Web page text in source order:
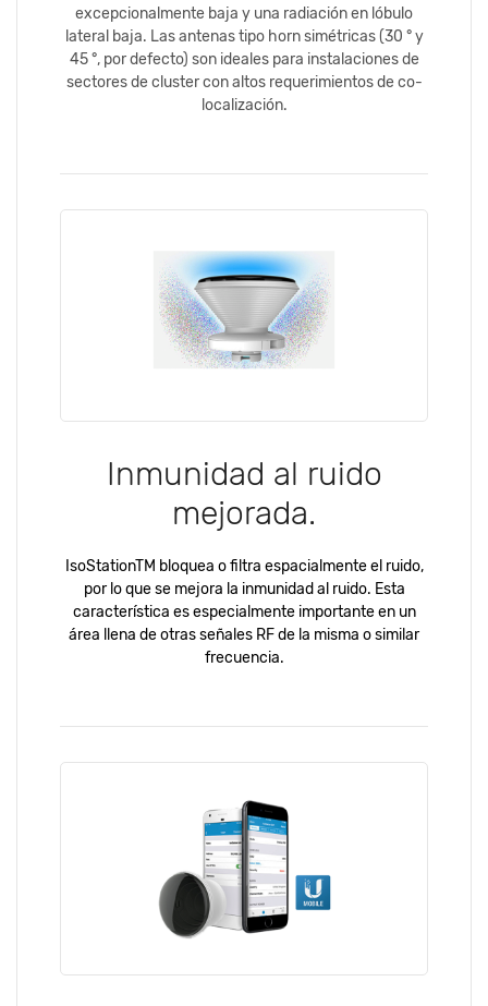
excepcionalmente baja y una radiación en lóbulo
lateral baja. Las antenas tipo horn simétricas (30 ° y
45 °, por defecto) son ideales para instalaciones de
sectores de cluster con altos requerimientos de co-
localización.
Inmunidad al ruido
mejorada.
IsoStationTM bloquea o filtra espacialmente el ruido,
por lo que se mejora la inmunidad al ruido. Esta
característica es especialmente importante en un
área llena de otras señales RF de la misma o similar
frecuencia.